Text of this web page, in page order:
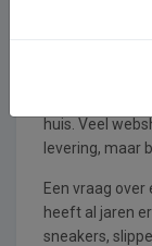
leveren.
huis. Veel
levering, maar
Een vraag over
heeft al jaren
sneakers,